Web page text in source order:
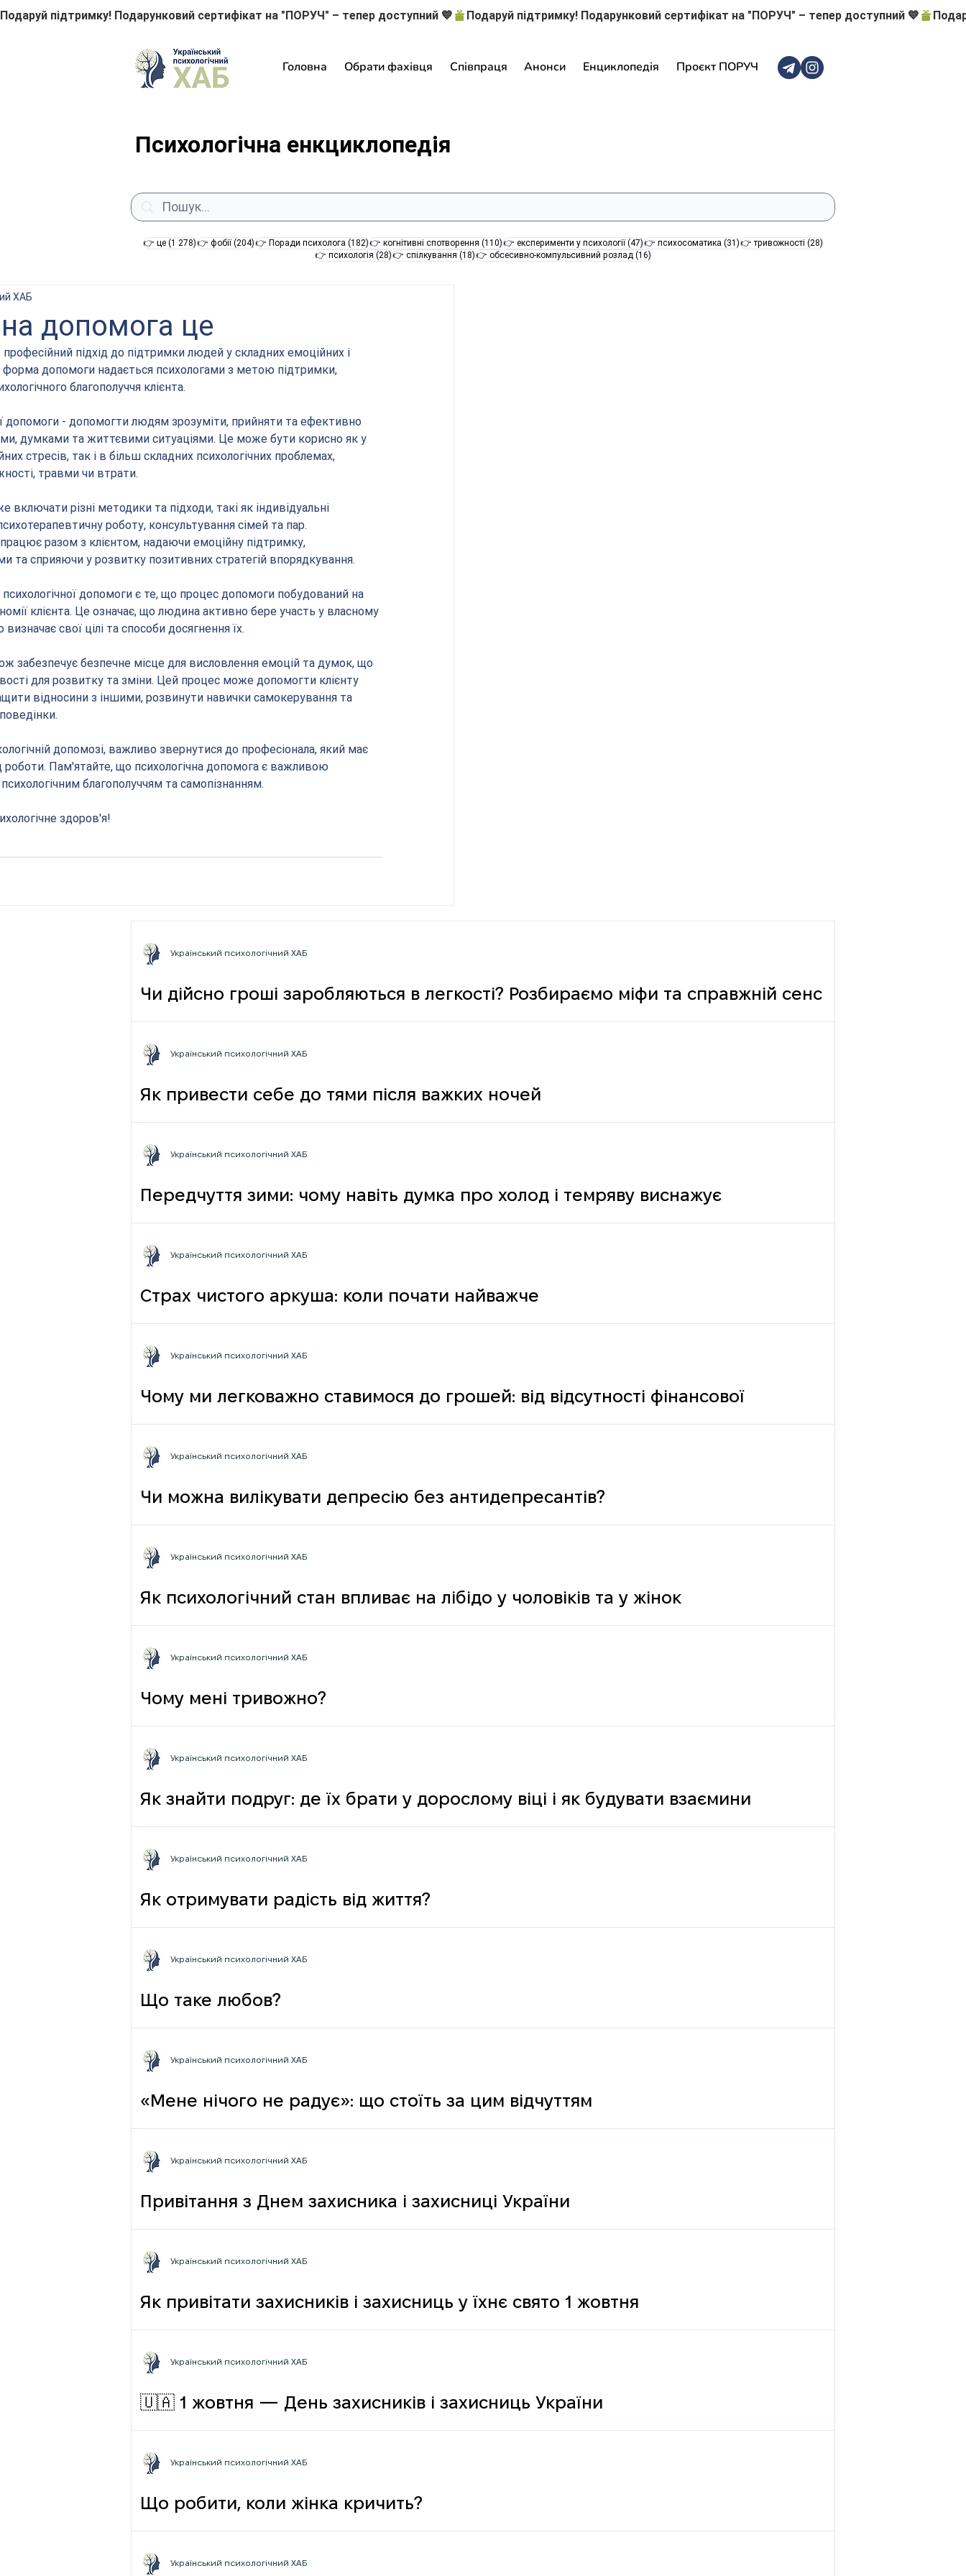
Подаруй підтримку! Подарунковий сертифікат на "ПОРУЧ" – тепер доступний 💙
Головна Обрати фахівця Співпраця Анонси Енциклопедія Проєкт ПОРУЧ
Психологічна енкциклопедія
👉 це (1 278)1 278 постів
👉 фобії (204)204 пости
👉 Поради психолога (182)182 пости
👉 когнітивні спотворення (110)110 постів
👉 експерименти у психології (47)47 постів
👉 психосоматика (31)31 пост
👉 тривожності (28)28 постів
👉 психологія (28)28 постів
👉 спілкування (18)18 постів
👉 обсесивно-компульсивний розлад (16)16 постів
допомога це
ХАБ
підхід до підтримки людей у складних емоційних і
форма допомоги надається психологами з метою підтримки,
благополуччя клієнта.
допомоги - допомогти людям зрозуміти, прийняти та ефективно
думками та життєвими ситуаціями. Це може бути корисно як у
стресів, так і в більш складних психологічних проблемах,
травми чи втрати.
включати різні методики та підходи, такі як індивідуальні
психотерапевтичну роботу, консультування сімей та пар.
разом з клієнтом, надаючи емоційну підтримку,
та сприяючи у розвитку позитивних стратегій впорядкування.
допомоги є те, що процес допомоги побудований на
клієнта. Це означає, що людина активно бере участь у власному
свої цілі та способи досягнення їх.
забезпечує безпечне місце для висловлення емоцій та думок, що
для розвитку та зміни. Цей процес може допомогти клієнту
відносини з іншими, розвинути навички самокерування та
допомозі, важливо звернутися до професіонала, який має
роботи. Пам'ятайте, що психологічна допомога є важливою
благополуччям та самопізнанням.
здоров'я!
Чи дійсно гроші заробляються в легкості? Розбираємо міфи та справжній сенс
фрази
Український психологічний ХАБ
Як привести себе до тями після важких ночей
Український психологічний ХАБ
Передчуття зими: чому навіть думка про холод і темряву виснажує
Український психологічний ХАБ
Страх чистого аркуша: коли почати найважче
Український психологічний ХАБ
Чому ми легковажно ставимося до грошей: від відсутності фінансової
грамотності до психологічних і психічних причин
Український психологічний ХАБ
Чи можна вилікувати депресію без антидепресантів?
Український психологічний ХАБ
Як психологічний стан впливає на лібідо у чоловіків та у жінок
Український психологічний ХАБ
Чому мені тривожно?
Український психологічний ХАБ
Як знайти подруг: де їх брати у дорослому віці і як будувати взаємини
Український психологічний ХАБ
Як отримувати радість від життя?
Український психологічний ХАБ
Що таке любов?
Український психологічний ХАБ
«Мене нічого не радує»: що стоїть за цим відчуттям
Український психологічний ХАБ
Привітання з Днем захисника і захисниці України
Український психологічний ХАБ
Як привітати захисників і захисниць у їхнє свято 1 жовтня
Український психологічний ХАБ
🇺🇦 1 жовтня — День захисників і захисниць України
Український психологічний ХАБ
Що робити, коли жінка кричить?
Український психологічний ХАБ
Український психологічний ХАБ